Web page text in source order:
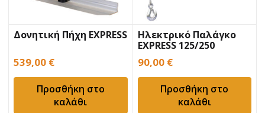
Δονητική Πήχη EXPRESS
539,00 €
Προσθήκη στο
καλάθι
Ηλεκτρικό Παλάγκο
EXPRESS 125/250
90,00 €
Προσθήκη στο
καλάθι